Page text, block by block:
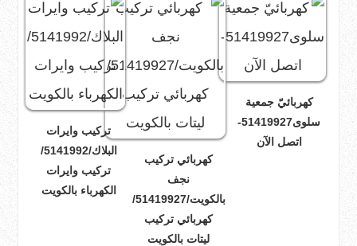
كهربائيّ جمعية
سلوى51419927-
اتصل الآن
كهربائي تركيب
نجف
بالكويت/51419927/
كهربائي تركيب
ليتات بالكويت
تركيب وايرات
البلاك/5141992/
تركيب وايرات
الكهرباء بالكويت